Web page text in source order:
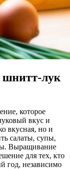
лук
вкус и
вкусная, но и
салаты, супы,
Выращивание
для тех, кто
год, независимо